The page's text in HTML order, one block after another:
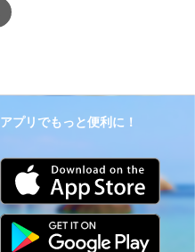
アプリでもっと便利に！